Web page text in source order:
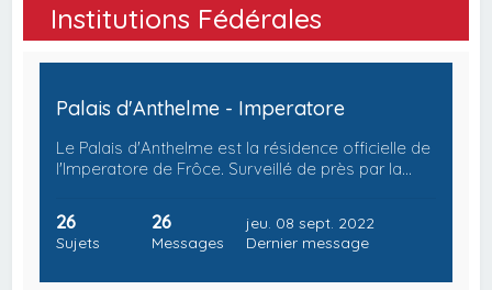
Institutions Fédérales
Palais d'Anthelme - Imperatore
Le Palais d'Anthelme est la résidence officielle de
l'Imperatore de Frôce. Surveillé de près par la…
26
Sujets
26
Messages
jeu. 08 sept. 2022
Dernier message